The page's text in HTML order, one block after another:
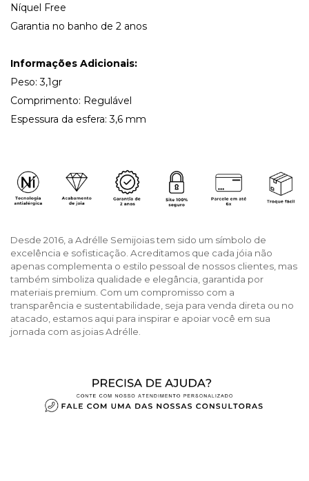
Níquel Free
Garantia no banho de 2 anos
Informações Adicionais:
Peso: 3,1gr
Comprimento: Regulável
Espessura da esfera: 3,6 mm
Desde 2016, a Adrélle Semijoias tem sido um símbolo de
excelência e sofisticação. Acreditamos que cada jóia não
apenas complementa o estilo pessoal de nossos clientes, mas
também simboliza qualidade e elegância, garantida por
materiais premium. Com um compromisso com a
transparência e sustentabilidade, seja para venda direta ou no
atacado, estamos aqui para inspirar e apoiar você em sua
jornada com as joias Adrélle.